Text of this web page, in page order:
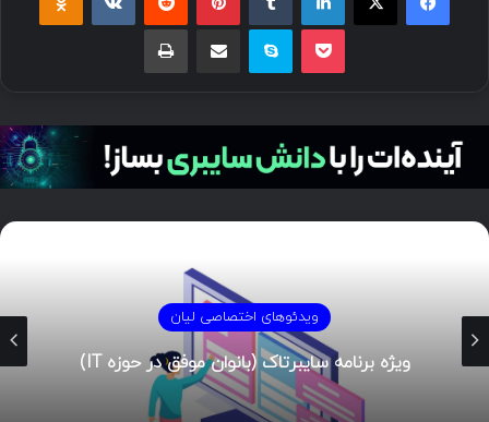
ویدئوهای اختصاصی لیان
ویژه برنامه سایبرتاک (بانوان موفق در حوزه IT)